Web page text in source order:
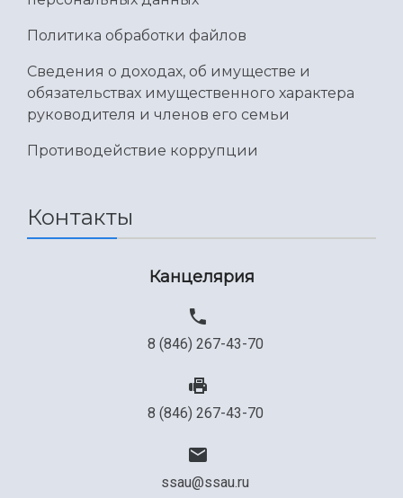
Политика обработки файлов
Сведения о доходах, об имуществе и
обязательствах имущественного характера
руководителя и членов его семьи
Противодействие коррупции
Контакты
Канцелярия
8 (846) 267-43-70
8 (846) 267-43-70
ssau@ssau.ru